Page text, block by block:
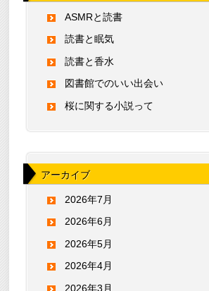
ASMRと読書
読書と眠気
読書と香水
図書館でのいい出会い
桜に関する小説って
アーカイブ
2026年7月
2026年6月
2026年5月
2026年4月
2026年3月